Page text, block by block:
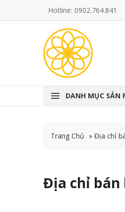
Hotline: 0902.764.841
DANH MỤC SẢN
Trang Chủ » Địa chỉ
Địa chỉ bán